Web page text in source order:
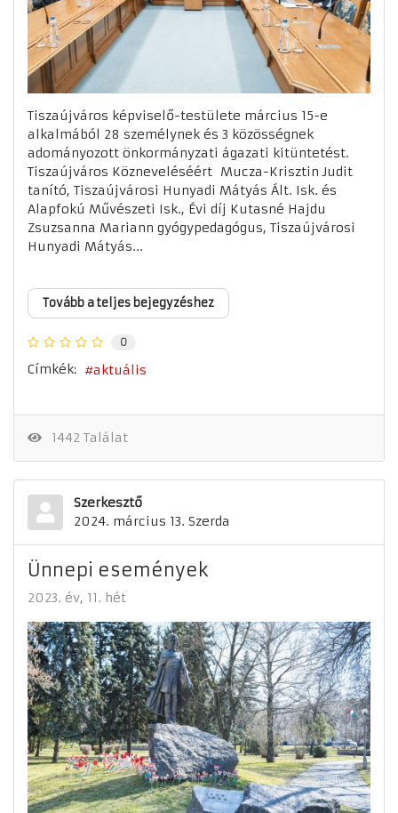
Tiszaújváros képviselő-testülete március 15-e
alkalmából 28 személynek és 3 közösségnek
adományozott önkormányzati ágazati kitüntetést.
Tiszaújváros Közneveléséért Mucza-Krisztin Judit
tanító, Tiszaújvárosi Hunyadi Mátyás Ált. Isk. és
Alapfokú Művészeti Isk., Évi díj Kutasné Hajdu
Zsuzsanna Mariann gyógypedagógus, Tiszaújvárosi
Hunyadi Mátyás...
Tovább a teljes bejegyzéshez
0
Címkék: aktuális
1442 Találat
Szerkesztő
2024. március 13. Szerda
Ünnepi események
2023. év 11. hét